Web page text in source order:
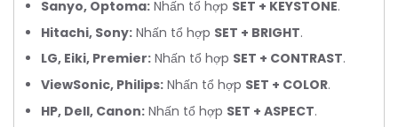
Sanyo, Optoma: Nhấn tổ hợp SET + KEYSTONE.
Hitachi, Sony: Nhấn tổ hợp SET + BRIGHT.
LG, Eiki, Premier: Nhấn tổ hợp SET + CONTRAST.
ViewSonic, Philips: Nhấn tổ hợp SET + COLOR.
HP, Dell, Canon: Nhấn tổ hợp SET + ASPECT.